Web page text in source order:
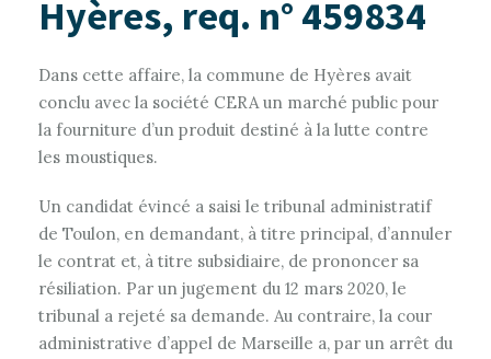
Hyères, req. n° 459834
Dans cette affaire, la commune de Hyères avait
conclu avec la société CERA un marché public pour
la fourniture d’un produit destiné à la lutte contre
les moustiques.
Un candidat évincé a saisi le tribunal administratif
de Toulon, en demandant, à titre principal, d’annuler
le contrat et, à titre subsidiaire, de prononcer sa
résiliation. Par un jugement du 12 mars 2020, le
tribunal a rejeté sa demande. Au contraire, la cour
administrative d’appel de Marseille a, par un arrêt du